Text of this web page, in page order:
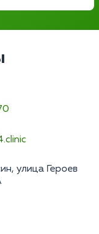
улица Героев